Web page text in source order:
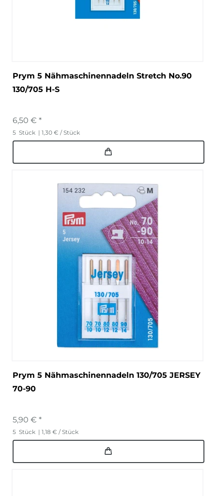
Prym 5 Nähmaschinennadeln Stretch No.90
130/705 H-S
6,50 € *
5 Stück | 1,30 € / Stück
Prym 5 Nähmaschinennadeln 130/705 JERSEY
70-90
5,90 € *
5 Stück | 1,18 € / Stück